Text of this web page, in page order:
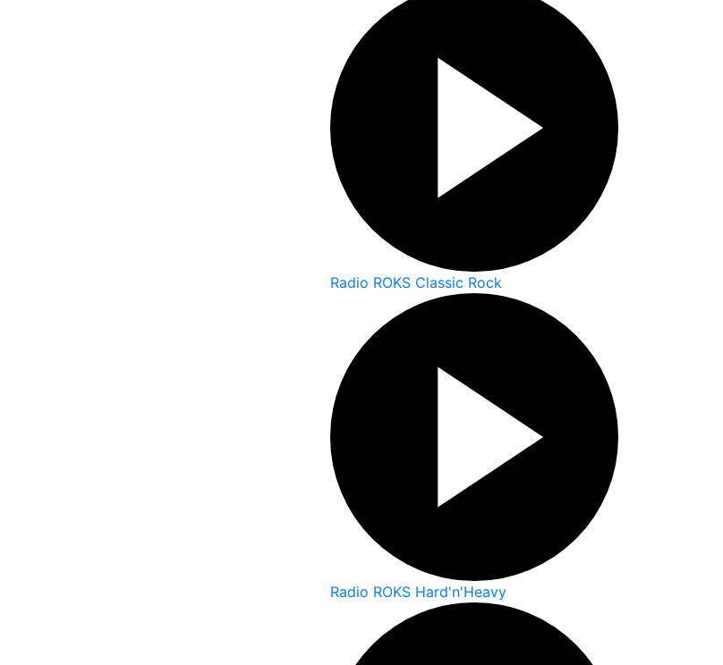
Radio ROKS Classic Rock
Radio ROKS Hard'n'Heavy